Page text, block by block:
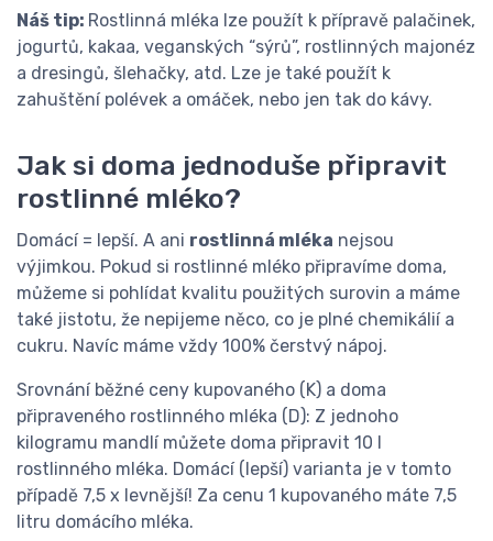
Náš tip: Rostlinná mléka lze použít k přípravě palačinek,
jogurtů, kakaa, veganských “sýrů”, rostlinných majonéz
a dresingů, šlehačky, atd. Lze je také použít k
zahuštění polévek a omáček, nebo jen tak do kávy.
Jak si doma jednoduše připravit
rostlinné mléko?
Domácí = lepší. A ani rostlinná mléka nejsou
výjimkou. Pokud si rostlinné mléko připravíme doma,
můžeme si pohlídat kvalitu použitých surovin a máme
také jistotu, že nepijeme něco, co je plné chemikálií a
cukru. Navíc máme vždy 100% čerstvý nápoj.
Srovnání běžné ceny kupovaného (K) a doma
připraveného rostlinného mléka (D): Z jednoho
kilogramu mandlí můžete doma připravit 10 l
rostlinného mléka. Domácí (lepší) varianta je v tomto
případě 7,5 x levnější! Za cenu 1 kupovaného máte 7,5
litru domácího mléka.